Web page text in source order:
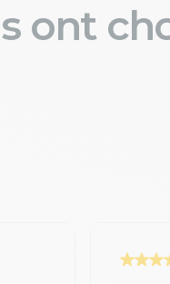
ont